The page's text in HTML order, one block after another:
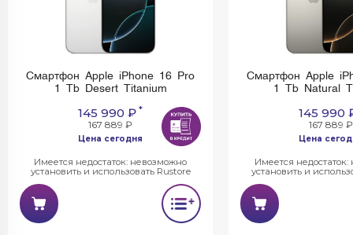
Смартфон Apple iPhone 16 Pro
1 Tb Desert Titanium
145 990 ₽ *
167 889 ₽
Цена сегодня
Имеется недостаток: невозможно
установить и использовать Rustore
Смартфон Apple
1 Tb Natural
145 990
167 889 ₽
Цена
Имеется
установить и